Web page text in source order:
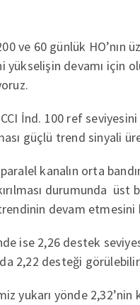
ve 60 günlük HO’nın
yükselişin devamı için
CCI İnd. 100 ref
güçlü trend sinyali
kanalın orta
durumunda üst
devam etmesini
ise 2,26 destek
2,22 desteği
yukarı yönde 2,32’nin